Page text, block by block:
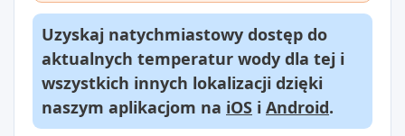
Uzyskaj natychmiastowy dostęp do
aktualnych temperatur wody dla tej i
wszystkich innych lokalizacji dzięki
naszym aplikacjom na iOS i Android.